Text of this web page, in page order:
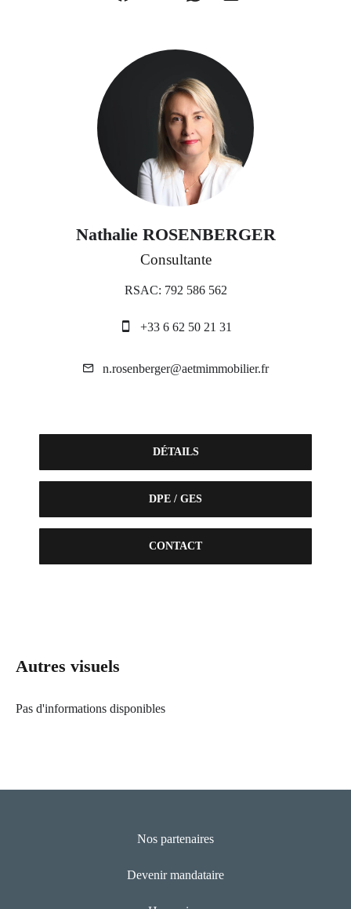
Nathalie ROSENBERGER
Consultante
RSAC: 792 586 562
+33 6 62 50 21 31
n.rosenberger@aetmimmobilier.fr
DÉTAILS
DPE / GES
CONTACT
Autres visuels
Pas d'informations disponibles
Nos partenaires
Devenir mandataire